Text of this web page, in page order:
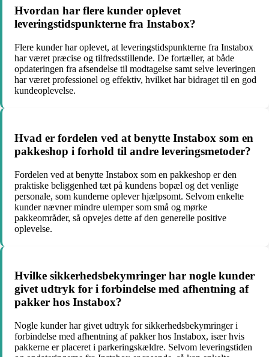
Hvordan har flere kunder oplevet
leveringstidspunkterne fra Instabox?
Flere kunder har oplevet, at leveringstidspunkterne fra Instabox
har været præcise og tilfredsstillende. De fortæller, at både
opdateringen fra afsendelse til modtagelse samt selve leveringen
har været professionel og effektiv, hvilket har bidraget til en god
kundeoplevelse.
Hvad er fordelen ved at benytte Instabox som en
pakkeshop i forhold til andre leveringsmetoder?
Fordelen ved at benytte Instabox som en pakkeshop er den
praktiske beliggenhed tæt på kundens bopæl og det venlige
personale, som kunderne oplever hjælpsomt. Selvom enkelte
kunder nævner mindre ulemper som små og mørke
pakkeområder, så opvejes dette af den generelle positive
oplevelse.
Hvilke sikkerhedsbekymringer har nogle kunder
givet udtryk for i forbindelse med afhentning af
pakker hos Instabox?
Nogle kunder har givet udtryk for sikkerhedsbekymringer i
forbindelse med afhentning af pakker hos Instabox, især hvis
pakkerne er placeret i parkeringskældre. Selvom leveringstiden